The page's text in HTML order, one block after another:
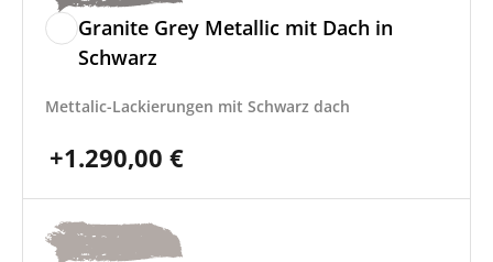
Granite Grey Metallic mit Dach in
Schwarz
Mettalic-Lackierungen mit Schwarz dach
+1.290,00 €